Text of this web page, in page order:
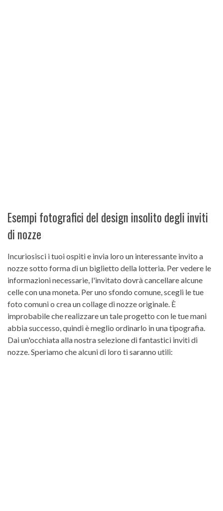
Esempi fotografici del design insolito degli inviti
di nozze
Incuriosisci i tuoi ospiti e invia loro un interessante invito a
nozze sotto forma di un biglietto della lotteria. Per vedere le
informazioni necessarie, l'invitato dovrà cancellare alcune
celle con una moneta. Per uno sfondo comune, scegli le tue
foto comuni o crea un collage di nozze originale. È
improbabile che realizzare un tale progetto con le tue mani
abbia successo, quindi è meglio ordinarlo in una tipografia.
Dai un'occhiata alla nostra selezione di fantastici inviti di
nozze. Speriamo che alcuni di loro ti saranno utili: